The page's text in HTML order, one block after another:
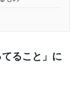
ること」に